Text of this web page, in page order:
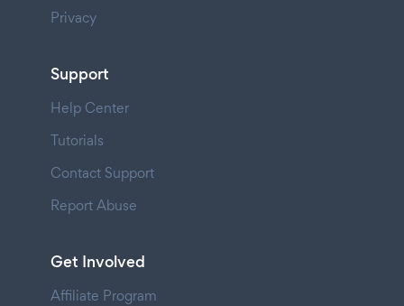
Privacy
Support
Help Center
Tutorials
Contact Support
Report Abuse
Get Involved
Affiliate Program